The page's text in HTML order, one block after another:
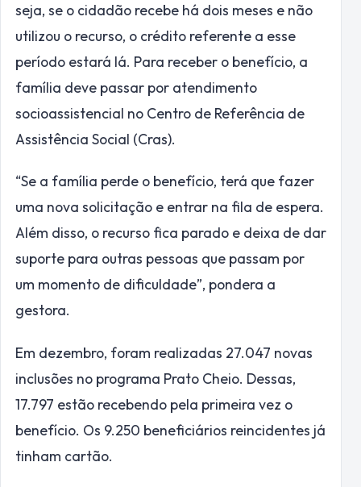
seja, se o cidadão recebe há dois meses e não
utilizou o recurso, o crédito referente a esse
período estará lá. Para receber o benefício, a
família deve passar por atendimento
socioassistencial no Centro de Referência de
Assistência Social (Cras).
“Se a família perde o benefício, terá que fazer
uma nova solicitação e entrar na fila de espera.
Além disso, o recurso fica parado e deixa de dar
suporte para outras pessoas que passam por
um momento de dificuldade”, pondera a
gestora.
Em dezembro, foram realizadas 27.047 novas
inclusões no programa Prato Cheio. Dessas,
17.797 estão recebendo pela primeira vez o
benefício. Os 9.250 beneficiários reincidentes já
tinham cartão.